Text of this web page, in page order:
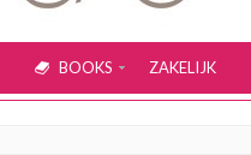
BOOKS ZAKELIJK